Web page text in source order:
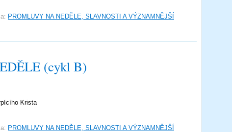
PROMLUVY NA NEDĚLE, SLAVNOSTI A VÝZNAMNĚJŠÍ
(cykl B)
Krista
PROMLUVY NA NEDĚLE, SLAVNOSTI A VÝZNAMNĚJŠÍ